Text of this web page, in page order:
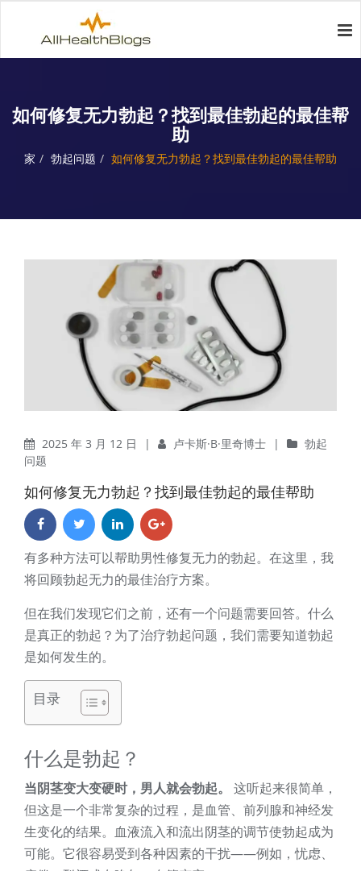
如何修复无力勃起？找到最佳勃起的最佳帮
助
家 勃起问题 如何修复无力勃起？找到最佳勃起的最佳帮助
2025 年 3 月 12 日 | 卢卡斯·B·里奇博士 |
勃起
问题
如何修复无力勃起？找到最佳勃起的最佳帮助
有多种方法可以帮助男性修复无力的勃起。在这里，我
将回顾勃起无力的最佳治疗方案。
但在我们发现它们之前，还有一个问题需要回答。什么
是真正的勃起？为了治疗勃起问题，我们需要知道勃起
是如何发生的。
目录
什么是勃起？
当阴茎变大变硬时，男人就会勃起。
这听起来很简单，
但这是一个非常复杂的过程，是血管、前列腺和神经发
生变化的结果。血液流入和流出阴茎的调节使勃起成为
可能。它很容易受到各种因素的干扰——例如，忧虑、